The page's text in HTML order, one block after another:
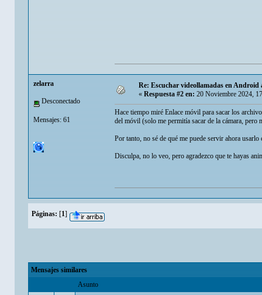
zelarra
Desconectado
Mensajes: 61
Re: Escuchar videollamadas en Android
«Respuesta #2 en:20 Noviembre 2024,
Hace tiempo miré Enlace móvil para sacar los
del móvil (solo me permitía sacar de la cámara, pero
Por tanto, no sé de qué me puede servir ahora
Disculpa, no lo veo, pero agradezco que te hayas
Páginas: [1]
Mensajes similares
Asunto